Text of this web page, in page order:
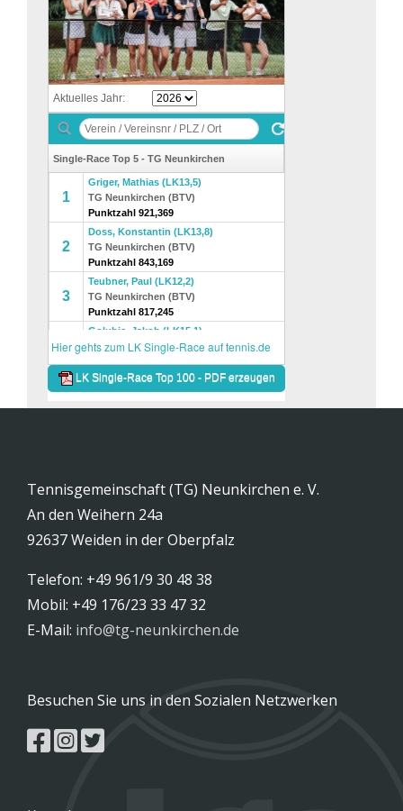
Tennisgemeinschaft (TG) Neunkirchen e. V.
An den Weihern 24a
92637 Weiden in der Oberpfalz
Telefon: +49 961/9 30 48 38
Mobil: +49 176/23 33 47 32
E-Mail: info@tg-neunkirchen.de
Besuchen Sie uns in den Sozialen Netzwerken